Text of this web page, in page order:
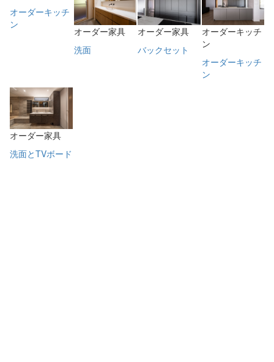
オーダーキッチ
ン
オーダー家具
洗面
オーダー家具
バックセット
オーダーキッチ
ン
オーダーキッチ
ン
オーダー家具
洗面とTVボード